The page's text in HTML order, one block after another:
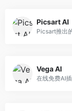
Picsart AI
Picsart推出
Vega AI
在线免费AI